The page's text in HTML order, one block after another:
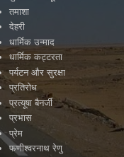
तमाशा
देहरी
धार्मिक उन्माद
धार्मिक कट्टरता
पर्यटन और सुरक्षा
प्रतिरोध
प्रत्यूषा बैनर्जी
प्रभास
प्रेम
फणीश्वरनाथ रेणु